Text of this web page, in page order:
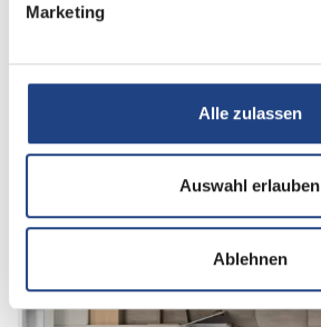
Marketing
Alle zulassen
Auswahl erlauben
Ablehnen
Infrastruktur